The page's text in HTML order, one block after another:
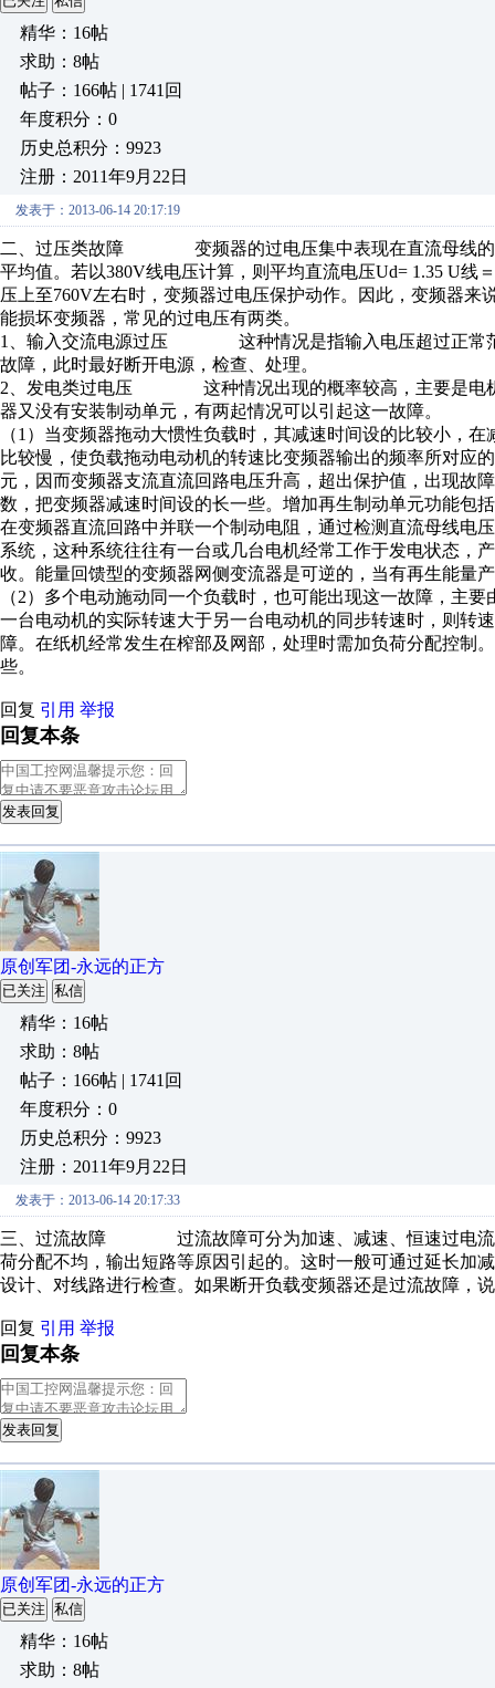
精华：16帖
求助：8帖
帖子：166帖 | 1741回
年度积分：0
历史总积分：9923
注册：2011年9月22日
发表于：2013-06-14 20:17:19
二、过压类故障 变频器的过电压集中表现在直流母线的
平均值。若以380V线电压计算，则平均直流电压Ud= 1.35 U
压上至760V左右时，变频器过电压保护动作。因此，变频器
能损坏变频器，常见的过电压有两类。
1、输入交流电源过压 这种情况是指输入电压超过正常范
故障，此时最好断开电源，检查、处理。
2、发电类过电压 这种情况出现的概率较高，主要是电机
器又没有安装制动单元，有两起情况可以引起这一故
（1）当变频器拖动大惯性负载时，其减速时间设的比较小，
比较慢，使负载拖动电动机的转速比变频器输出的频率所对应
元，因而变频器支流直流回路电压升高，超出保护值，出现故
数，把变频器减速时间设的长一些。增加再生制动单元功能包
在变频器直流回路中并联一个制动电阻，通过检测直流母线电
系统，这种系统往往有一台或几台电机经常工作于发电状态，
收。能量回馈型的变频器网侧变流器是可逆的，当有再生
（2）多个电动施动同一个负载时，也可能出现这一故障，主
一台电动机的实际转速大于另一台电动机的同步转速时，则转
障。在纸机经常发生在榨部及网部，处理时需加负荷分配控制
些。
回复 引用 举报
回复本条
发表回复
原创军团-永远的正方
已关注 私信
精华：16帖
求助：8帖
帖子：166帖 | 1741回
年度积分：0
历史总积分：9923
注册：2011年9月22日
发表于：2013-06-14 20:17:33
三、过流故障 过流故障可分为加速、减速、恒速过电流。
荷分配不均，输出短路等原因引起的。这时一般可通过延长加
设计、对线路进行检查。如果断开负载变频器还是过流故
回复 引用 举报
回复本条
发表回复
原创军团-永远的正方
已关注 私信
精华：16帖
求助：8帖